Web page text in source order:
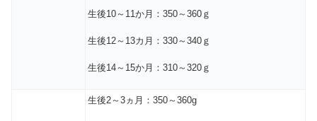
生後10～11か月：350～360ｇ
生後12～13カ月：330～340ｇ
生後14～15か月：310～320ｇ
生後2～3ヵ月：350～360g